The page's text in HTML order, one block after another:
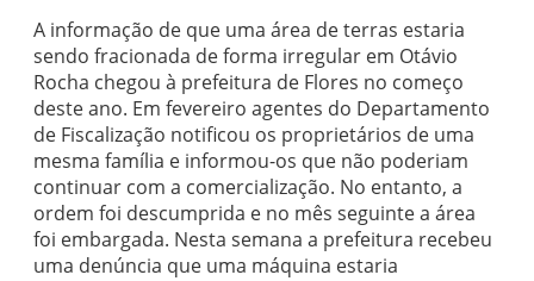
A informação de que uma área de terras estaria
sendo fracionada de forma irregular em Otávio
Rocha chegou à prefeitura de Flores no começo
deste ano. Em fevereiro agentes do Departamento
de Fiscalização notificou os proprietários de uma
mesma família e informou-os que não poderiam
continuar com a comercialização. No entanto, a
ordem foi descumprida e no mês seguinte a área
foi embargada. Nesta semana a prefeitura recebeu
uma denúncia que uma máquina estaria